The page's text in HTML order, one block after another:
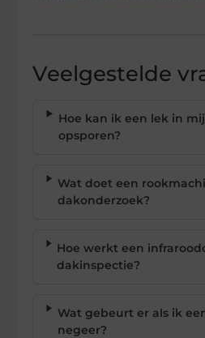
Veelgestelde
Hoe kan ik een lek in
opsporen?
Wat doet een
dakonderzoek?
Hoe werkt een
dakinspectie?
Wat gebeurt er als ik
negeer?